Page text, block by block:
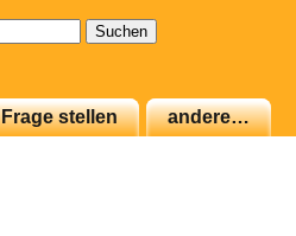
Frage stellen andere…